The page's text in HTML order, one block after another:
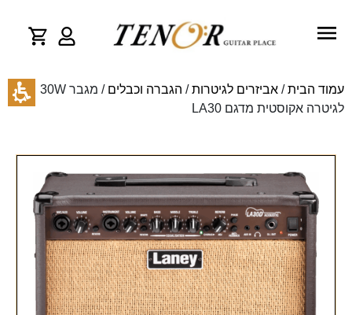
עמוד הבית/ אביזרים לגיטרות/ הגברה וכבלים
/ מגבר 30W
לגיטרה אקוסטית מדגם LA30